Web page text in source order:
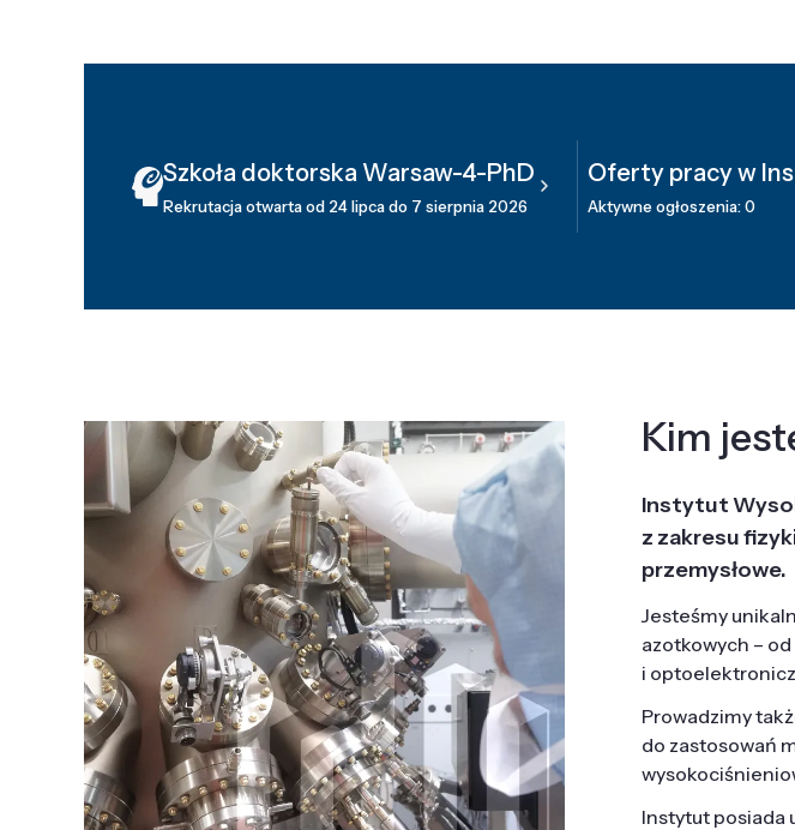
Szkoła doktorska Warsaw-4-PhD
Rekrutacja otwarta od 24 lipca do 7 sierpnia 2026
Oferty pracy w
Aktywne ogłoszenia: 0
Kim
Instytut
z zakresu
przemysłowe.
Jesteśmy
azotkowych –
i
Prowadzimy
do zastosowań
Instytut posiada